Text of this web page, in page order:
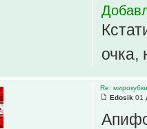
очка,
Re: мирокубки
Edosik 01